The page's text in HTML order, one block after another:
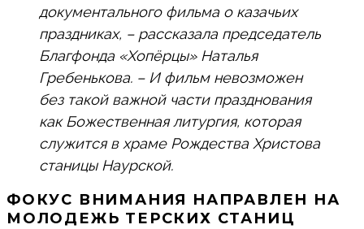
документального фильма о казачьих
праздниках, – рассказала председатель
Благфонда «Хопёрцы» Наталья
Гребенькова. – И фильм невозможен
без такой важной части празднования
как Божественная литургия, которая
служится в храме Рождества Христова
станицы Наурской.
ФОКУС ВНИМАНИЯ НАПРАВЛЕН НА
МОЛОДЕЖЬ ТЕРСКИХ СТАНИЦ